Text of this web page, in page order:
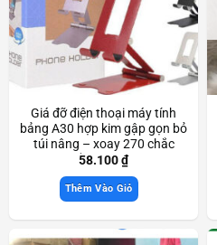
Giá đỡ điện thoại máy tính
bảng A30 hợp kim gập gọn bỏ
túi nâng – xoay 270 chắc
chắn Scd3233
58.100₫
Thêm Vào Giỏ